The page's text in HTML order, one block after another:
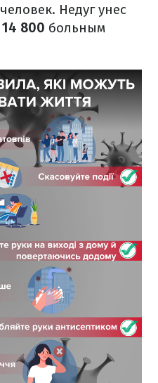
человек. Недуг унес
14 800 больным